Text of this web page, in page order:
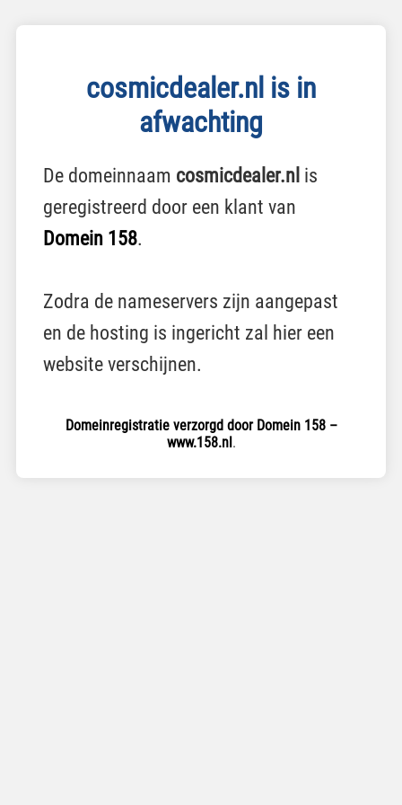
cosmicdealer.nl is in
afwachting
De domeinnaam cosmicdealer.nl is
geregistreerd door een klant van
Domein 158.
Zodra de nameservers zijn aangepast
en de hosting is ingericht zal hier een
website verschijnen.
Domeinregistratie verzorgd door Domein 158 –
www.158.nl .